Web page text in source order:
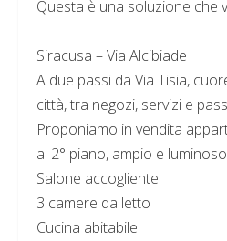
Questa è una soluzione che
Siracusa – Via Alcibiade
A due passi da Via Tisia,
città, tra negozi, servizi e
Proponiamo in vendita
al 2° piano, ampio e
Salone accogliente
3 camere da letto
Cucina abitabile